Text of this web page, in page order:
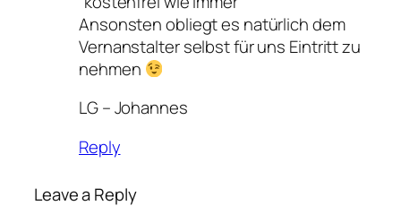
Ansonsten obliegt es natürlich dem
Vernanstalter selbst für uns Eintritt zu
nehmen
LG – Johannes
Reply
Leave a Reply